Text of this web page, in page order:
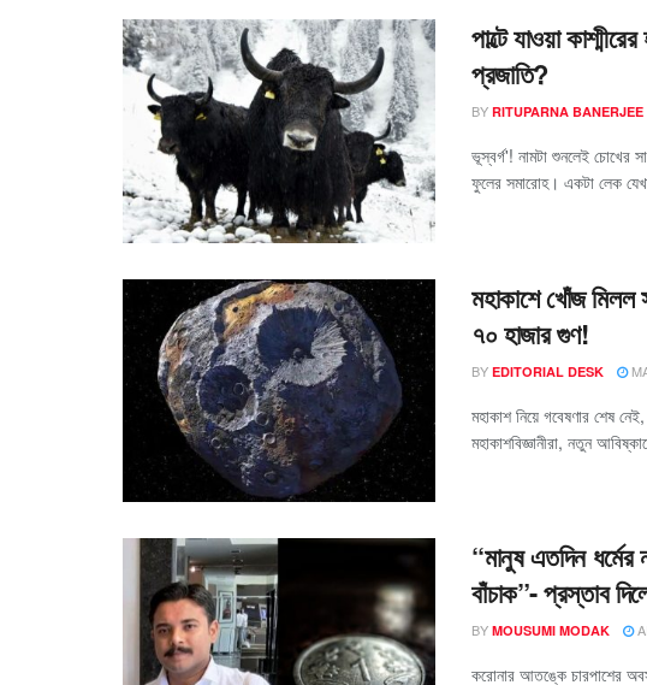
পাল্টে যাওয়া
প্রজাতি?
BY RITUPARNA BANERJEE
ভূস্বর্গ'! নামটা শুনলেই চোখের
ফুলের সমারোহ। একটা লেক
মহাকাশে খোঁজ মিলল
৭০ হাজার গুণ!
BY EDITORIAL DESK
মহাকাশ নিয়ে গবেষণার শেষ
মহাকাশবিজ্ঞানীরা, নতুন
“মানুষ এতদিন ধর্মের
বাঁচাক”- প্রস্তাব
BY MOUSUMI MODAK
করোনার আতঙ্কে চারপাশের